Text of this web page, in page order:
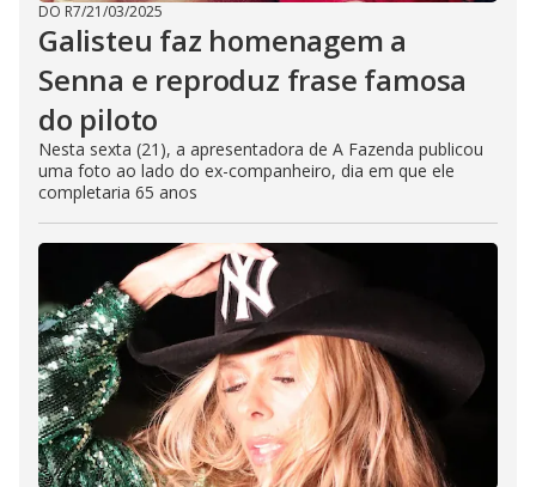
DO R7/21/03/2025
Galisteu faz homenagem a
Senna e reproduz frase famosa
do piloto
Nesta sexta (21), a apresentadora de A Fazenda publicou
uma foto ao lado do ex-companheiro, dia em que ele
completaria 65 anos